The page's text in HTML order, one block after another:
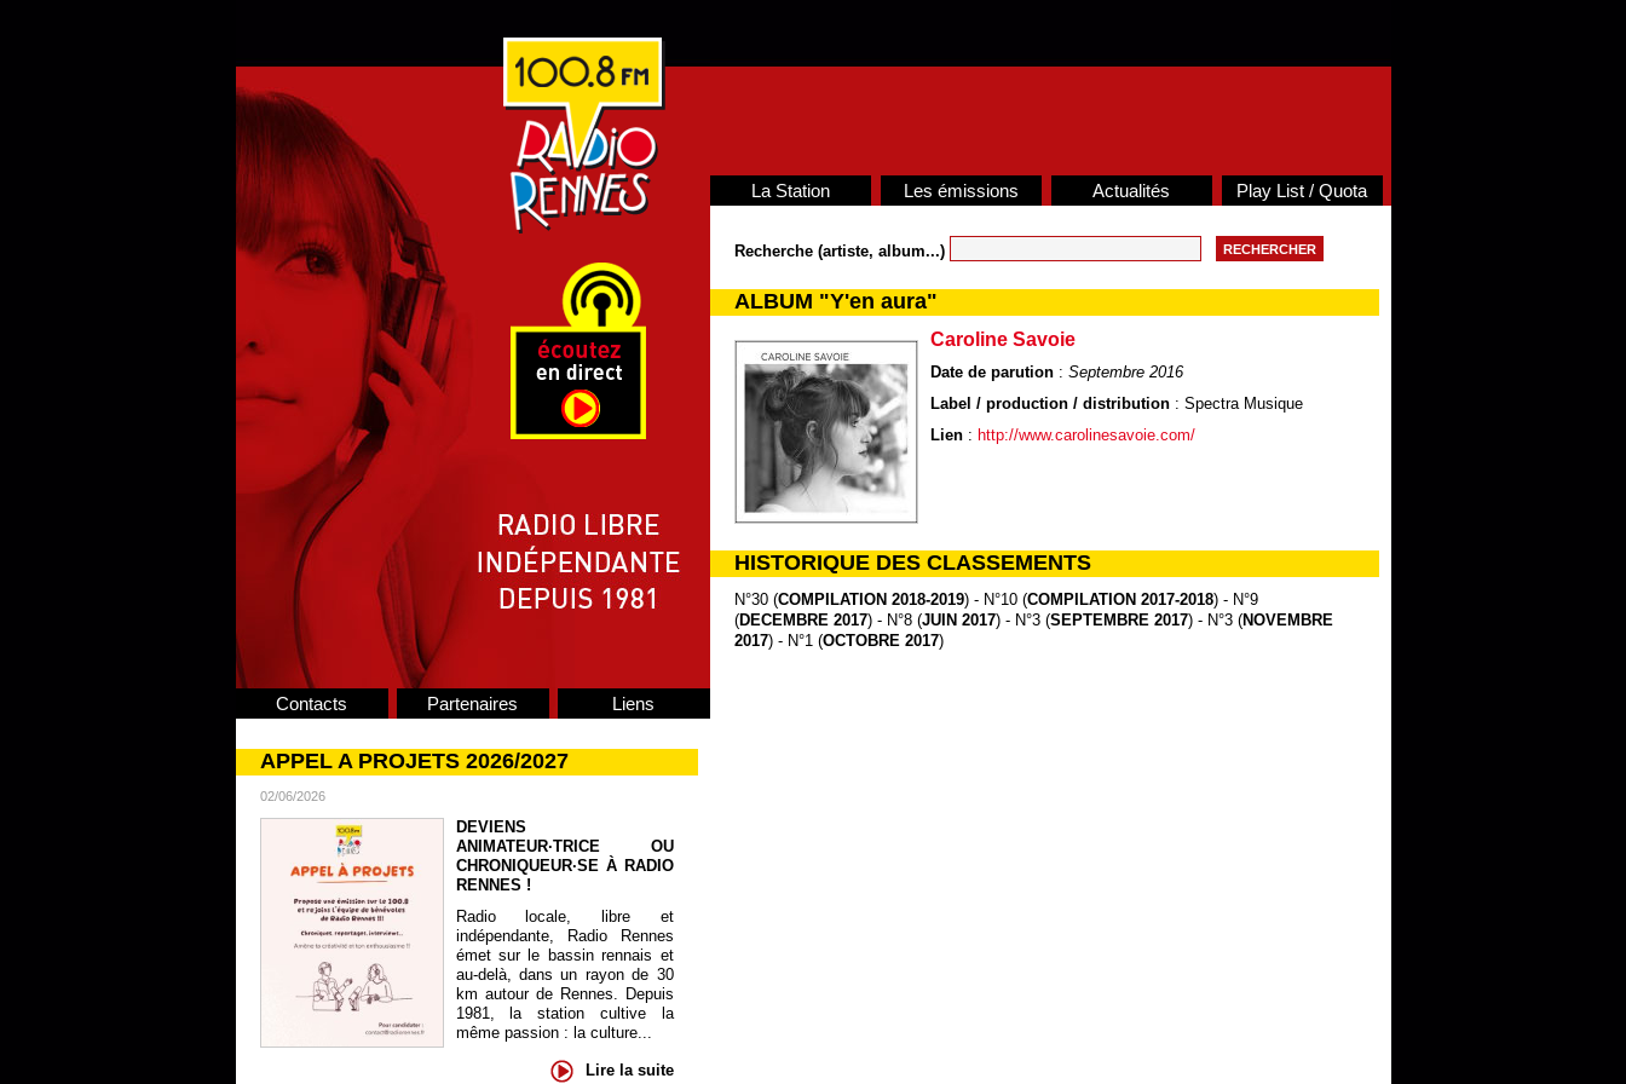
Contacts Partenaires Liens
APPEL A PROJETS 2026/2027
02/06/2026
DEVIENS
ANIMATEUR·TRICE OU
CHRONIQUEUR·SE À RADIO
RENNES !
Radio locale, libre et
indépendante, Radio Rennes
émet sur le bassin rennais et
au-delà, dans un rayon de 30
km autour de Rennes. Depuis
1981, la station cultive la
même passion : la culture...
Lire la suite
La Station Les émissions Actualités Play List / Quota
Recherche (artiste, album...)
ALBUM "Y'en aura"
Caroline Savoie
Date de parution: Septembre 2016
Label / production / distribution: Spectra Musique
Lien: http://www.carolinesavoie.com/
HISTORIQUE DES CLASSEMENTS
N°30 (COMPILATION 2018-2019) - N°10 (COMPILATION 2017-2018) - N°9
(DECEMBRE 2017) - N°8 (JUIN 2017) - N°3 (SEPTEMBRE 2017) - N°3 (NOVEMBRE
2017) - N°1 (OCTOBRE 2017)